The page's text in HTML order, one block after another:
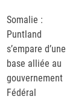
Somalie :
Puntland
s’empare d’une
base alliée au
gouvernement
Fédéral